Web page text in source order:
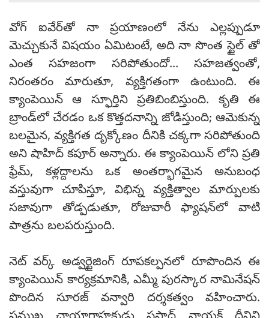
వోగ్ ఐవేర్‌తో నా ప్రయాణంలో నేను ఎల్లప్పుడూ
మెచ్చుకునే విషయం ఏమిటంటే, అది నా సొంత స్టైల్ తో
ఎంత సహజంగా సరిపోతుందో... సహజత్వంతో,
నిరంతరం మారుతూ, వ్యక్తిగతంగా ఉంటుంది. ఈ
క్యాంపెయిన్ ఆ స్ఫూర్తిని ప్రతిబింబిస్తుంది. కృతి ఈ
బ్రాండ్‌లో చేరడం ఒక కొత్తదనాన్ని జోడిస్తుంది; ఆమెకున్న
బలమైన, వ్యక్తిగత దృక్కోణం దీనికి చక్కగా సరిపోతుంది
అని షాహిద్ కపూర్ అన్నారు. ఈ క్యాంపెయిన్ లోని ప్రతి
ఫ్రేమ్, కళ్లద్దాలను ఒక అంతర్భాగమైన అనుబంధ
వస్తువుగా చూపిస్తూ, విభిన్న వ్యక్తిత్వాల మార్పులకు
సజావుగా తోడ్పడుతూ, రోజువారీ ఫ్యాషన్‌లో వాటి
పాత్రను బలపరుస్తుంది.
నెట్ వర్క్ అడ్వర్టైజింగ్ రూపకల్పనలో రూపొందిన ఈ
క్యాంపెయిన్ కార్యక్రమానికి, ఎమ్మీ పురస్కార నామినేషన్
పొందిన సూరజ్ వన్వారి దర్శకత్వం వహించారు.